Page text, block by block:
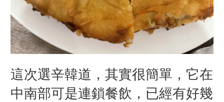
這次選辛韓道，其實很簡單，它在
中南部可是連鎖餐飲，已經有好幾